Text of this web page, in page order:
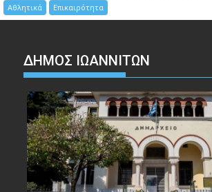
Αθλητικά Επικαιρότητα
ΔΗΜΟΣ ΙΩΑΝΝΙΤΩΝ